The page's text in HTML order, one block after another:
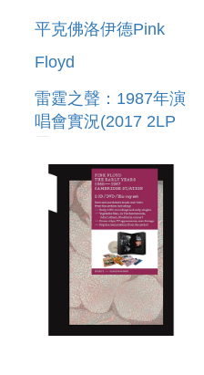
平克佛洛伊德Pink
Floyd
雷霆之聲：1987年演
唱會實況(2017 2LP
SOUND OF
THUNDER (LIVE)
(2017 VINYL)